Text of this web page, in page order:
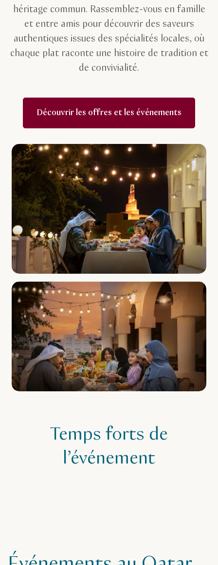
héritage commun. Rassemblez-vous en famille
et entre amis pour découvrir des saveurs
authentiques issues des spécialités locales, où
chaque plat raconte une histoire de tradition et
de convivialité.
Découvrir les offres et les événements
Temps forts de
l’événement